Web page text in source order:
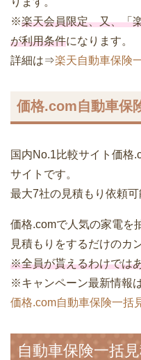
※楽天会員限定、又、「
が利用条件になります。
詳細は⇒楽天自動車保険
価格.com自動車保
国内No.1比較サイト価格
サイトです。
最大7社の見積もり依頼可
価格.comで人気の家電を
見積もりをするだけのカ
※全員が貰えるわけでは
※キャンペーン最新情報
価格.com自動車保険一括
自動車保険一括